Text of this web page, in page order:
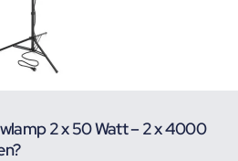
2 x 50 Watt – 2 x 4000